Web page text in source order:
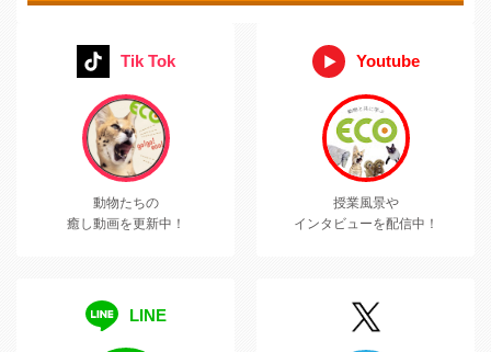
Tik Tok
動物たちの
癒し動画を更新中！
Youtube
授業風景や
インタビューを配信中！
LINE